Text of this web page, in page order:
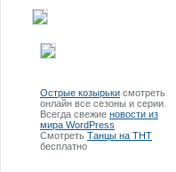
Острые козырьки смотреть
онлайн все сезоны и серии.
Всегда свежие новости из
мира WordPress
Смотреть Танцы на ТНТ
бесплатно